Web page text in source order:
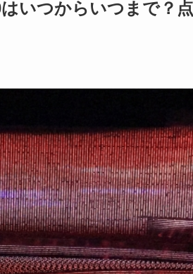
いつからいつまで？